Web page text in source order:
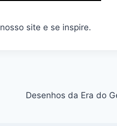
site e se inspire.
Desenhos da Era do